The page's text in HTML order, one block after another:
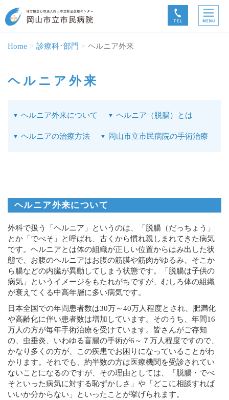
Home 診療科･部門 ヘルニア外来
ヘルニア外来
ヘルニア外来について ヘルニア（脱腸）とは
ヘルニアの治療方法 岡山市立市民病院の手術治療
ヘルニア外来について
外科で扱う「ヘルニア」というのは、「脱腸（だっちょう」
とか「でべそ」と呼ばれ、古くから慣れ親しまれてきた病気
です。ヘルニアとは体の組織が正しい位置からはみ出した状
態で、お腹のヘルニアはお腹の筋膜や筋肉がゆるみ、そこか
ら腸などの内臓が異動してしまう状態です。「脱腸は子供の
病気」というイメージをもたれがちですが、むしろ体の組織
が衰えてくる中高年層に多い病気です。
日本全国での年間患者数は30万～40万人程度とされ、肥満化
や高齢化に伴い患者数は増加しています。そのうち、年間16
万人の方が毎年手術治療を受けています。皆さんがご存知
の、虫垂炎、いわゆる盲腸の手術が6～７万人程度ですので、
かなり多くの方が、この疾患でお困りになっていることがわ
かります。それでも、約半数の方は医療機関を受診されてい
ないことになるのですが、その理由としては、「脱腸・でべ
そといった病気に対する恥ずかしさ」や「どこに相談すれば
いいか分からない」といったことが挙げられます。